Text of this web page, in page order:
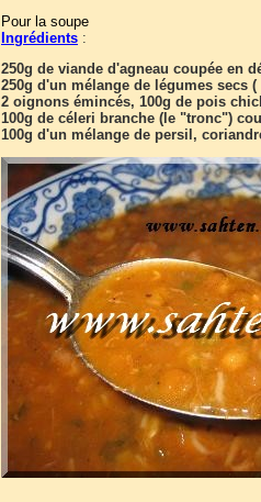
Pour la soupe
Ingrédients :
250g de viande d'agneau coupée en
250g d'un mélange de légumes secs
2 oignons émincés, 100g de pois
100g de céleri branche (le "tronc")
100g d'un mélange de persil,